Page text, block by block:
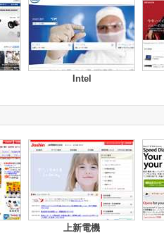
Intel
上新電機